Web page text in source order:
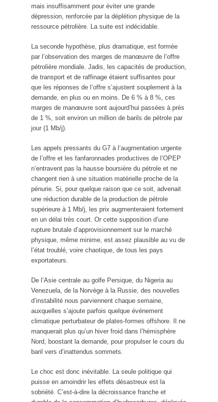
mais insuffisamment pour éviter une grande
dépression, renforcée par la déplétion physique de la
ressource pétrolière. La suite est indécidable.
La seconde hypothèse, plus dramatique, est formée
par l’observation des marges de manœuvre de l’offre
pétrolière mondiale. Jadis, les capacités de production,
de transport et de raffinage étaient suffisantes pour
que les réponses de l’offre s’ajustent souplement à la
demande, en plus ou en moins. De 6 % à 8 %, ces
marges de manœuvre sont aujourd’hui passées à près
de 1 %, soit environ un million de barils de pétrole par
jour (1 Mb/j).
Les appels pressants du G7 à l’augmentation urgente
de l’offre et les fanfaronnades productives de l’OPEP
n’entravent pas la hausse boursière du pétrole et ne
changent rien à une situation matérielle proche de la
pénurie. Si, pour quelque raison que ce soit, advenait
une réduction durable de la production de pétrole
supérieure à 1 Mb/j, les prix augmenteraient fortement
en un délai très court. Or cette supposition d’une
rupture brutale d’approvisionnement sur le marché
physique, même minime, est assez plausible au vu de
l’état troublé, voire chaotique, de tous les pays
exportateurs.
De l’Asie centrale au golfe Persique, du Nigeria au
Venezuela, de la Norvège à la Russie, des nouvelles
d’instabilité nous parviennent chaque semaine,
auxquelles s’ajoute parfois quelque événement
climatique perturbateur de plates-formes offshore. Il ne
manquerait plus qu’un hiver froid dans l’hémisphère
Nord, boostant la demande, pour propulser le cours du
baril vers d’inattendus sommets.
Le choc est donc inévitable. La seule politique qui
puisse en amoindrir les effets désastreux est la
sobriété. C’est-à-dire la décroissance franche et